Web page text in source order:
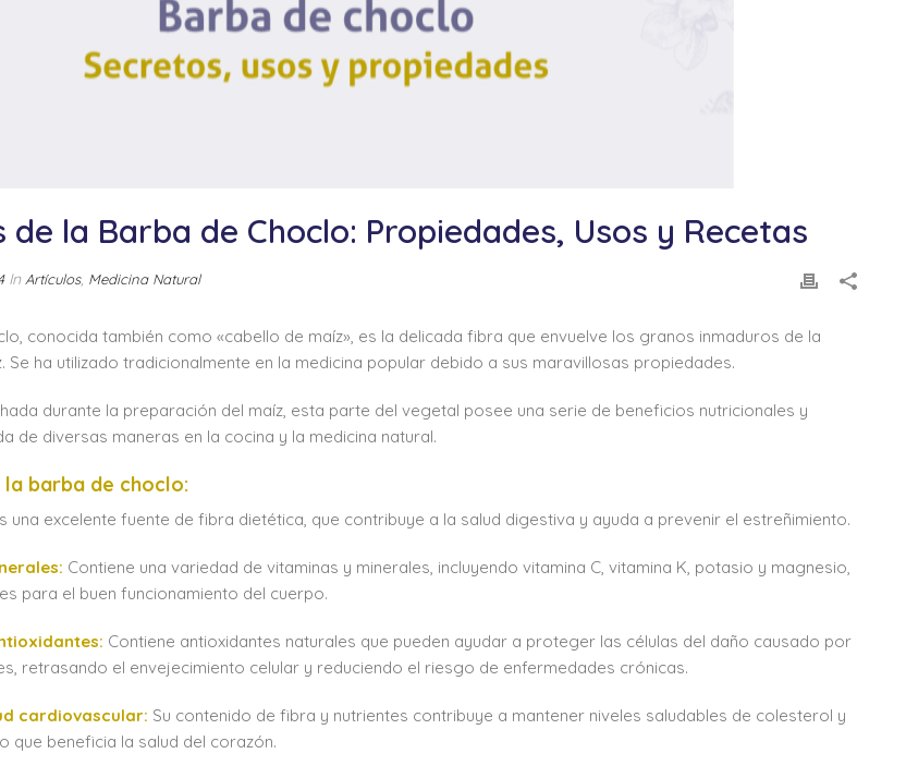
de la Barba de Choclo: Propiedades, Usos y Recetas
InArtículos, Medicina Natural
conocida también como «cabello de maíz», es la delicada fibra que envuelve los granos inmaduros de la
Se ha utilizado tradicionalmente en la medicina popular debido a sus maravillosas propiedades.
durante la preparación del maíz, esta parte del vegetal posee una serie de beneficios nutricionales y
de diversas maneras en la cocina y la medicina natural.
barba de choclo:
una excelente fuente de fibra dietética, que contribuye a la salud digestiva y ayuda a prevenir el estreñimiento.
Contiene una variedad de vitaminas y minerales, incluyendo vitamina C, vitamina K, potasio y magnesio,
para el buen funcionamiento del cuerpo.
Contiene antioxidantes naturales que pueden ayudar a proteger las células del daño causado por
retrasando el envejecimiento celular y reduciendo el riesgo de enfermedades crónicas.
cardiovascular: Su contenido de fibra y nutrientes contribuye a mantener niveles saludables de colesterol y
que beneficia la salud del corazón.